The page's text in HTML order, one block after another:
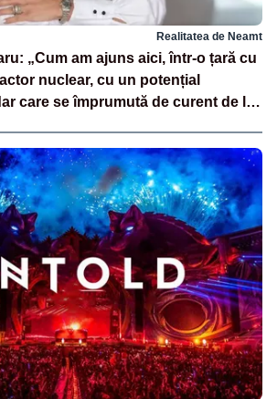
Realitatea de Neamt
„Cum am ajuns aici, într-o țară cu
nuclear, cu un potențial
care se împrumută de curent de la